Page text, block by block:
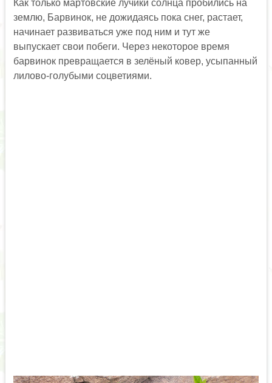
Как только мартовские лучики солнца пробились на
землю, Барвинок, не дожидаясь пока снег, растает,
начинает развиваться уже под ним и тут же
выпускает свои побеги. Через некоторое время
барвинок превращается в зелёный ковер, усыпанный
лилово-голубыми соцветиями.